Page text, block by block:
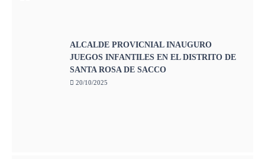
ALCALDE PROVICNIAL INAUGURO
JUEGOS INFANTILES EN EL DISTRITO DE
SANTA ROSA DE SACCO
20/10/2025